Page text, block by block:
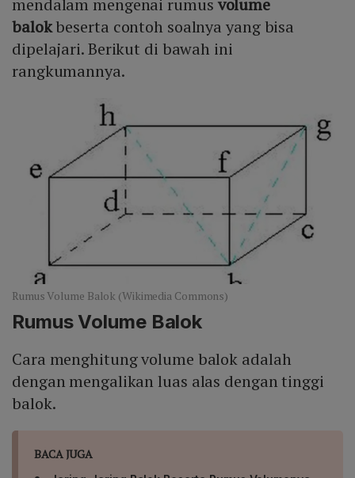
balokbeserta contoh soalnya yang bisa
dipelajari. Berikut di bawah ini
rangkumannya.
Rumus Volume Balok (Wikimedia Commons)
Rumus Volume Balok
Cara menghitung volume balok adalah
dengan mengalikan luas alas dengan tinggi
balok.
BACA JUGA